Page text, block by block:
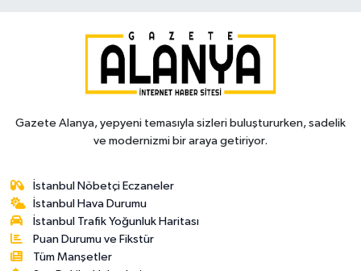
Gazete Alanya, yepyeni temasıyla sizleri buluştururken, sadelik
ve modernizmi bir araya getiriyor.
İstanbul Nöbetçi Eczaneler
İstanbul Hava Durumu
İstanbul Trafik Yoğunluk Haritası
Puan Durumu ve Fikstür
Tüm Manşetler